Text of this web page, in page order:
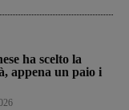
ha scelto la
appena un paio i